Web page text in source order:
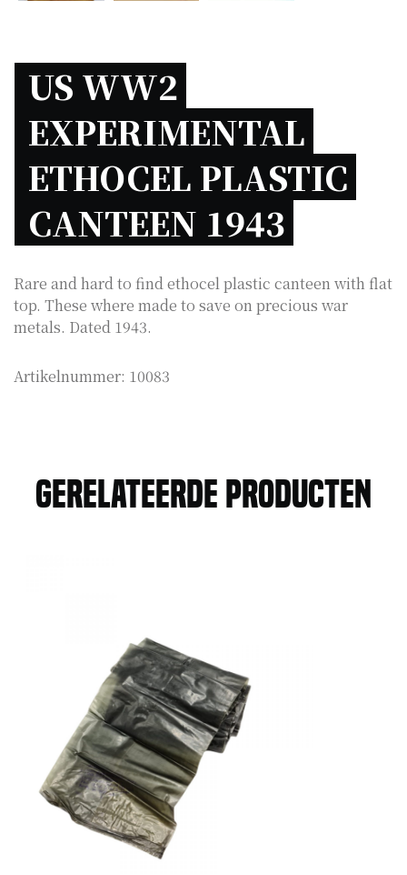
US WW2
EXPERIMENTAL
ETHOCEL PLASTIC
CANTEEN 1943
Rare and hard to find ethocel plastic canteen with flat
top. These where made to save on precious war
metals. Dated 1943.
Artikelnummer: 10083
Gerelateerde producten